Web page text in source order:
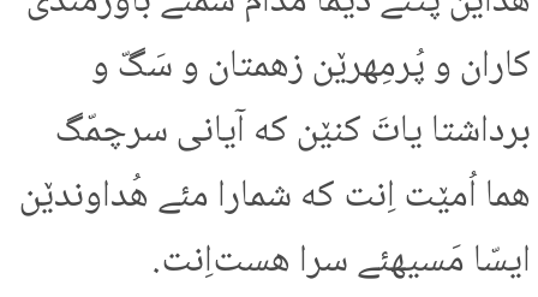
کاران و پُرمِهرێن زهمتان و سَگّ و
برداشتا یاتَ کنێن که آیانی سرچمّگ
هما اُمێت اِنت که شمارا مئے هُداوندێن
ایسّا مَسیهئے سرا هست‌اِنت.